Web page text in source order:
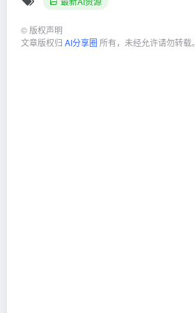
© 版权声明
文章版权归 AI分享圈 所有，未经允许请勿转载。